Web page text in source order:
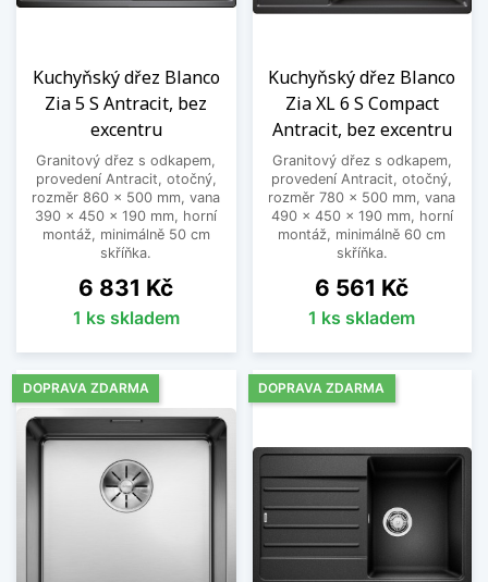
Kuchyňský dřez Blanco
Zia 5 S Antracit, bez
excentru
Granitový dřez s odkapem,
provedení Antracit, otočný,
rozměr 860 x 500 mm, vana
390 x 450 x 190 mm, horní
montáž, minimálně 50 cm
skříňka.
Cena
6 831 Kč
1 ks skladem
Kuchyňský dřez Blanco
Zia XL 6 S Compact
Antracit, bez excentru
Granitový dřez s odkapem,
provedení Antracit, otočný,
rozměr 780 x 500 mm, vana
490 x 450 x 190 mm, horní
montáž, minimálně 60 cm
skříňka.
Cena
6 561 Kč
1 ks skladem
DOPRAVA ZDARMA DOPRAVA ZDARMA